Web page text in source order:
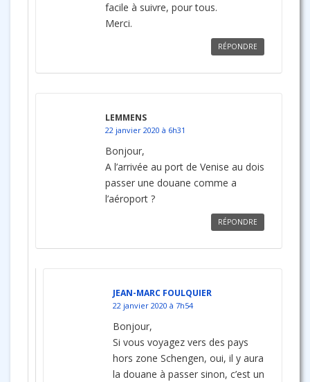
facile à suivre, pour tous.
Merci.
RÉPONDRE
LEMMENS
22 janvier 2020 à 6h31
Bonjour,
A l’arrivée au port de Venise au dois
passer une douane comme a
l’aéroport ?
RÉPONDRE
JEAN-MARC FOULQUIER
22 janvier 2020 à 7h54
Bonjour,
Si vous voyagez vers des pays
hors zone Schengen, oui, il y aura
la douane à passer sinon, c’est un